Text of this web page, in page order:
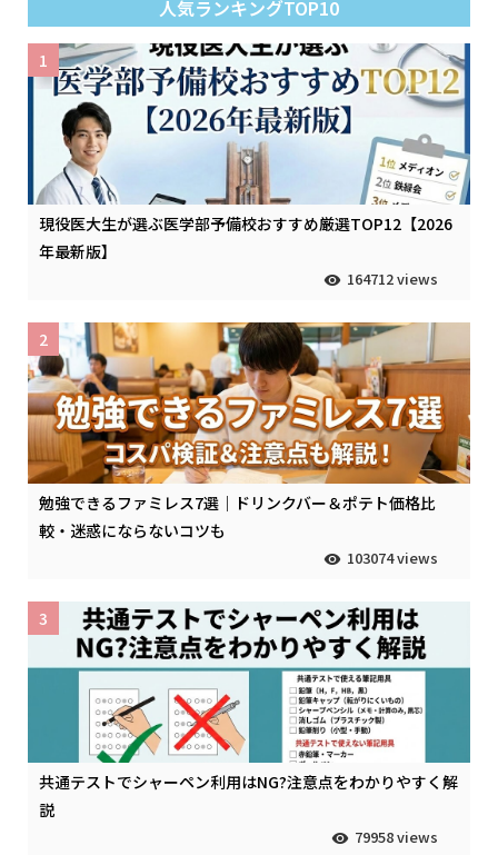
人気ランキングTOP10
現役医大生が選ぶ医学部予備校おすすめ厳選TOP12【2026
年最新版】
164712 views
1
勉強できるファミレス7選｜ドリンクバー＆ポテト価格比
較・迷惑にならないコツも
103074 views
2
共通テストでシャーペン利用はNG?注意点をわかりやすく解
説
79958 views
3